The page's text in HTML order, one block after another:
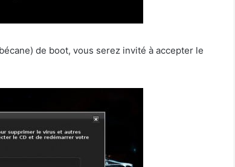
de boot, vous serez invité à accepter le